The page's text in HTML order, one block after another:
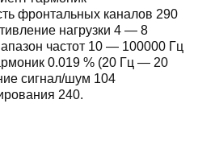
фронтальных каналов 290
нагрузки 4 — 8
частот 10 — 100000 Гц
0.019 % (20 Гц — 20
сигнал/шум 104
240.